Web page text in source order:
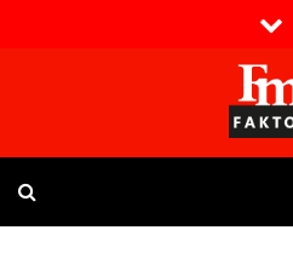
Faktor magazin
Uvijek presudan